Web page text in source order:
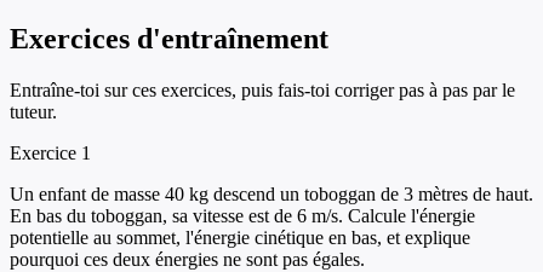
Exercices d'entraînement
Entraîne-toi sur ces exercices, puis fais-toi corriger pas à pas par le
tuteur.
Exercice 1
Un enfant de masse 40 kg descend un toboggan de 3 mètres de haut.
En bas du toboggan, sa vitesse est de 6 m/s. Calcule l'énergie
potentielle au sommet, l'énergie cinétique en bas, et explique
pourquoi ces deux énergies ne sont pas égales.